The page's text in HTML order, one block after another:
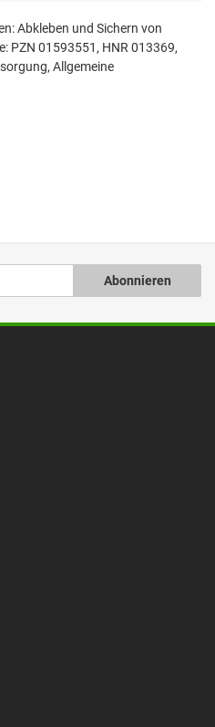
Abkleben und Sichern von
PZN 01593551, HNR 013369,
Allgemeine
Abonnieren